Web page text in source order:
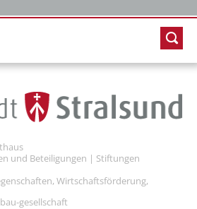
und Beteiligungen | Stiftungen
Wirtschaftsförderung,
gesellschaft